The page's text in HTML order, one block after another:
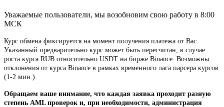
Уважаемые пользователи, мы возобновим свою работу в 8:00
МСК
Курс обмена фиксируется на момент получения платежа от Вас.
Указанный предварительно курс может быть пересчитан, в случае
роста курса RUB относительно USDT на бирже Binance. Возможны
отклонения от курса Binance в рамках временного лага парсера курсов
(1-2 мин.).
Обращаем ваше внимание, что каждая заявка проходит разную
степень AML проверок и, при необходимости, администрация